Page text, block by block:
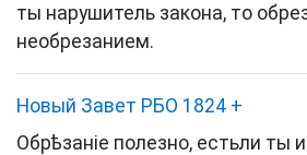
ты нарушитель закона, то
необрезанием.
Новый Завет РБО 1824 +
Обрѣзаніе полезно, естьли ты